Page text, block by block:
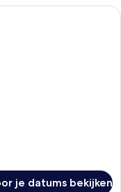
woonkamer met een
je datums bekijken